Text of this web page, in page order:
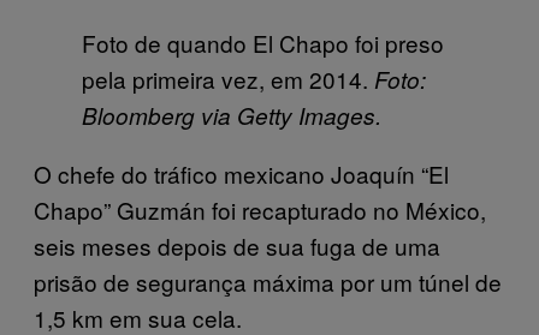
Foto de quando El Chapo foi preso
pela primeira vez, em 2014. Foto:
Bloomberg via Getty Images.
O chefe do tráfico mexicano Joaquín “El
Chapo” Guzmán foi recapturado no México,
seis meses depois de sua fuga de uma
prisão de segurança máxima por um túnel de
1,5 km em sua cela.